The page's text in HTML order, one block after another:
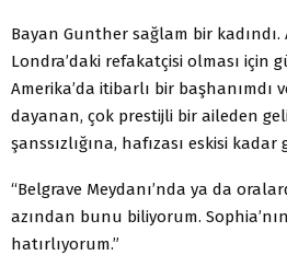
Bayan Gunther sağlam bir kadındı.
Londra’daki refakatçisi olması için
Amerika’da itibarlı bir başhanımdı
dayanan, çok prestijli bir aileden
şanssızlığına, hafızası eskisi kadar
“Belgrave Meydanı’nda ya da
azından bunu biliyorum.
hatırlıyorum.”